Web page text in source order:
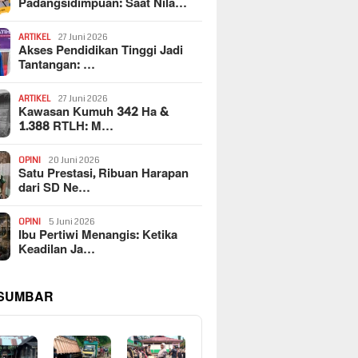
ARTIKEL 27 Juni 2026
Akses Pendidikan Tinggi Jadi
Tantangan: …
ARTIKEL 27 Juni 2026
Kawasan Kumuh 342 Ha &
1.388 RTLH: M…
OPINI 20 Juni 2026
Satu Prestasi, Ribuan Harapan
dari SD Ne…
OPINI 5 Juni 2026
Ibu Pertiwi Menangis: Ketika
Keadilan Ja…